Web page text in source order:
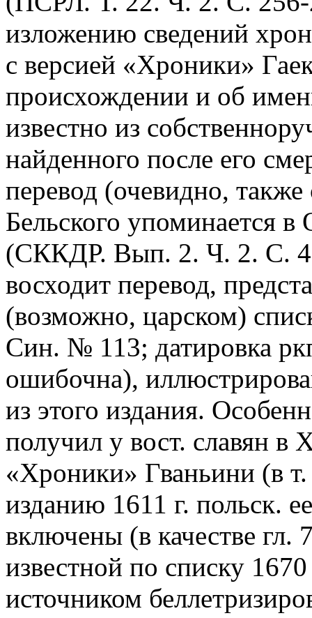
изложению сведений
с версией «Хроники»
происхождении и об
известно из
найденного после его
перевод (очевидно,
Бельского упоминается
(СККДР. Вып. 2. Ч. 2. С.
восходит перевод,
(возможно, царском)
Син. № 113; датировка
ошибочна),
из этого издания.
получил у вост. славян в
«Хроники» Гваньини (в
изданию 1611 г. польск.
включены (в качестве гл.
известной по списку
источником